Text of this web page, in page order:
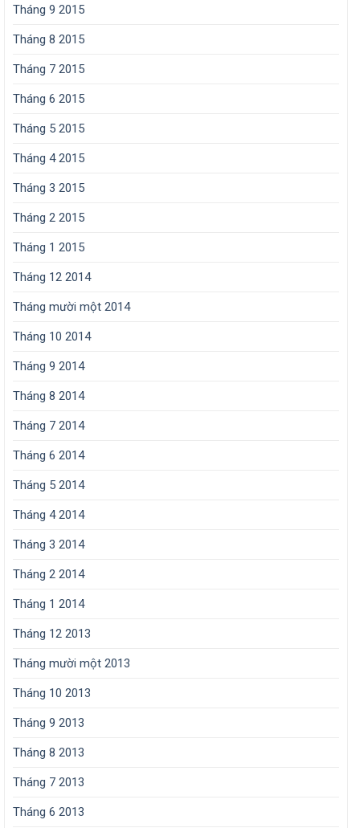
Tháng 9 2015
Tháng 8 2015
Tháng 7 2015
Tháng 6 2015
Tháng 5 2015
Tháng 4 2015
Tháng 3 2015
Tháng 2 2015
Tháng 1 2015
Tháng 12 2014
Tháng mười một 2014
Tháng 10 2014
Tháng 9 2014
Tháng 8 2014
Tháng 7 2014
Tháng 6 2014
Tháng 5 2014
Tháng 4 2014
Tháng 3 2014
Tháng 2 2014
Tháng 1 2014
Tháng 12 2013
Tháng mười một 2013
Tháng 10 2013
Tháng 9 2013
Tháng 8 2013
Tháng 7 2013
Tháng 6 2013